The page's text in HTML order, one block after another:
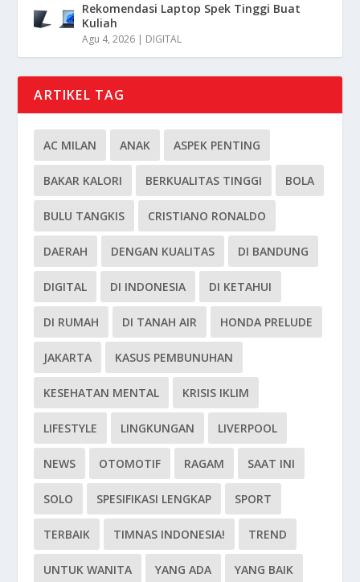
Rekomendasi Laptop Spek Tinggi Buat
Kuliah
Agu 4, 2026 | DIGITAL
ARTIKEL TAG
AC MILAN ANAK ASPEK PENTING
BAKAR KALORI BERKUALITAS TINGGI BOLA
BULU TANGKIS CRISTIANO RONALDO
DAERAH DENGAN KUALITAS DI BANDUNG
DIGITAL DI INDONESIA DI KETAHUI
DI RUMAH DI TANAH AIR HONDA PRELUDE
JAKARTA KASUS PEMBUNUHAN
KESEHATAN MENTAL KRISIS IKLIM
LIFESTYLE LINGKUNGAN LIVERPOOL
NEWS OTOMOTIF RAGAM SAAT INI
SOLO SPESIFIKASI LENGKAP SPORT
TERBAIK TIMNAS INDONESIA! TREND
UNTUK WANITA YANG ADA YANG BAIK